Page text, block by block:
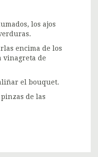
los ajos
encima de los
vinagreta de
el bouquet.
de las